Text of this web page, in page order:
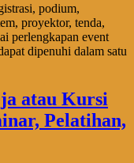
podium,
proyektor, tenda,
perlengkapan event
dipenuhi dalam satu